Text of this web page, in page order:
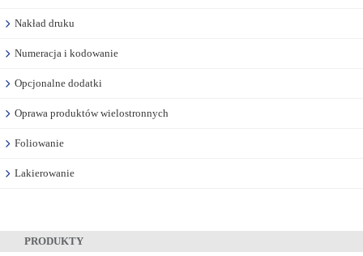
Nakład druku
Numeracja i kodowanie
Opcjonalne dodatki
Oprawa produktów wielostronnych
Foliowanie
Lakierowanie
PRODUKTY